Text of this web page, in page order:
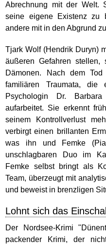
Abrechnung mit der Welt.
seine eigene Existenz zu
andere mit in den Abgrund
Tjark Wolf (Hendrik Duryn)
äußeren Gefahren stellen,
Dämonen. Nach dem
familiären Traumata, die
Psychologin Dr.
aufarbeitet. Sie erkennt
seinem Kontrollverlust
verbirgt einen brillanten
was ihn und Femke
unschlagbaren Duo im
Femke selbst bringt als
Team, überzeugt mit
und beweist in brenzligen
Lohnt sich das
Der Nordsee-Krimi
packender Krimi, der